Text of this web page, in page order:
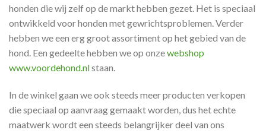
honden die wij zelf op de markt hebben gezet. Het is speciaal
ontwikkeld voor honden met gewrichtsproblemen. Verder
hebben we een erg groot assortiment op het gebied van de
hond. Een gedeelte hebben we op onzewebshop
www.voordehond.nlstaan.
In de winkel gaan we ook steeds meer producten verkopen
die speciaal op aanvraag gemaakt worden, dus het echte
maatwerk wordt een steeds belangrijker deel van ons